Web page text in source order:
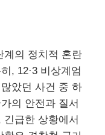
계의 정치적 혼란
, 12·3 비상계엄
았던 사건 중 하
의 안전과 질서
급한 상황에서